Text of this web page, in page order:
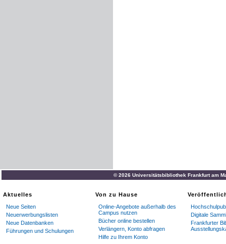
© 2026 Universitätsbibliothek Frankfurt am
Aktuelles
Neue Seiten
Neuerwerbungslisten
Neue Datenbanken
Führungen und Schulungen
Von zu Hause
Online-Angebote außerhalb des
Campus nutzen
Bücher online bestellen
Verlängern, Konto abfragen
Hilfe zu Ihrem Konto
Digitale
Frankfurter